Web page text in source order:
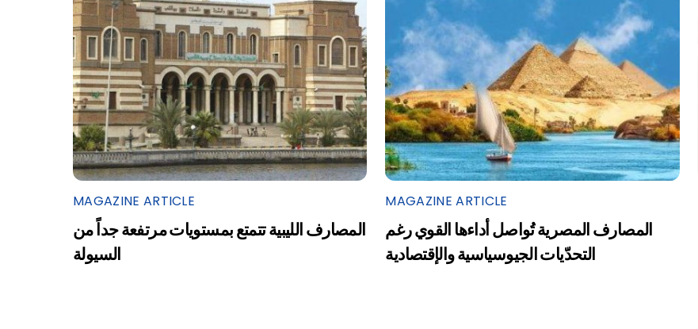
MAGAZINE ARTICLE
المصارف الليبية تتمتع بمستويات مرتفعة جداً من
السيولة
MAGAZINE ARTICLE
المصارف المصرية تُواصل أداءها القوي رغم
التحدّيات الجيوسياسية والإقتصادية